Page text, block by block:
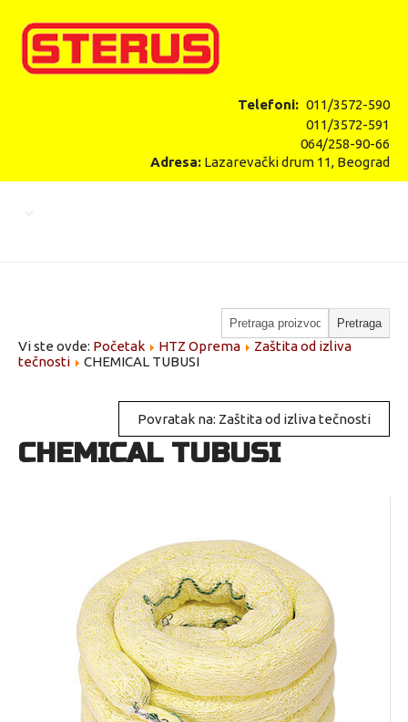
Telefoni: 011/3572-590
011/3572-591
064/258-90-66
Adresa: Lazarevački drum 11, Beograd
Vi ste ovde: Početak HTZ Oprema
Zaštita od izliva
tečnosti
CHEMICAL TUBUSI
Povratak na: Zaštita od izliva tečnosti
CHEMICAL TUBUSI